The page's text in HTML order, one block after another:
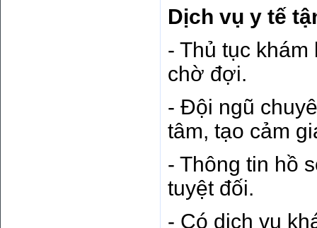
Dịch vụ y tế
- Thủ tục
chờ đợi.
- Đội ngũ
tâm, tạo cảm
- Thông tin hồ
tuyệt đối.
- Có dịch vụ